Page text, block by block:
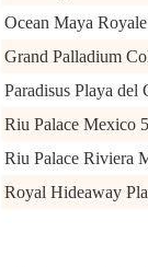
Ocean Maya
Grand Palladium
Paradisus Playa
Riu Palace Mexico
Riu Palace Riviera
Royal Hideaway